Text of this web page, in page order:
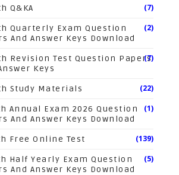
Q&KA (7)
Quarterly Exam Question
And Answer Keys Download
(2)
Revision Test Question Papers
Keys
(7)
Study Materials (22)
Annual Exam 2026 Question
And Answer Keys Download
(1)
Free Online Test (139)
Half Yearly Exam Question
And Answer Keys Download
(5)